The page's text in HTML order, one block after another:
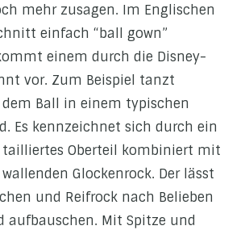
mehr zusagen. Im Englischen
einfach “ball gown”
einem durch die Disney-
vor. Zum Beispiel tanzt
Ball in einem typischen
Es kennzeichnet sich durch ein
Oberteil kombiniert mit
Glockenrock. Der lässt
und Reifrock nach Belieben
aufbauschen. Mit Spitze und